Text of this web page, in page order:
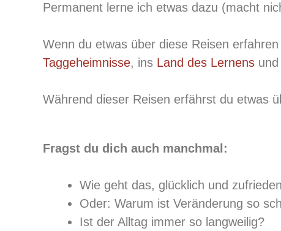
Permanent lerne ich etwas dazu (macht
Wenn du etwas über diese Reisen
Taggeheimnisse, ins Land des Lernens
Während dieser Reisen erfährst du etwas
Fragst du dich auch manchmal:
Wie geht das, glücklich und
Oder: Warum ist Veränderung so
Ist der Alltag immer so langweilig?